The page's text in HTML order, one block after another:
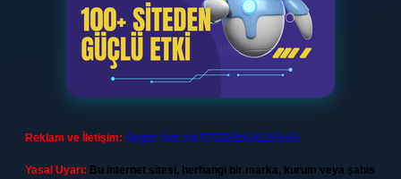
Reklam ve İletişim: Skype: live:.cid.575569c608265c69
Yasal Uyarı: Bu internet sitesi, herhangi bir marka, kurum veya şahıs